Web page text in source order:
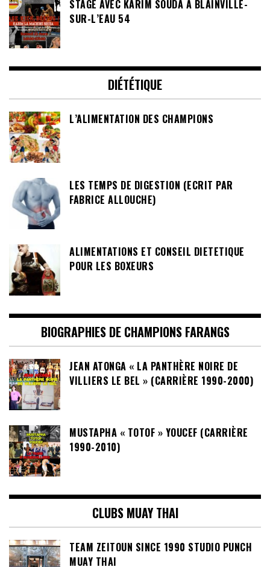
STAGE AVEC KARIM SOUDA À BLAINVILLE-
SUR-L’EAU 54
DIÉTÉTIQUE
L’ALIMENTATION DES CHAMPIONS
LES TEMPS DE DIGESTION (ECRIT PAR
FABRICE ALLOUCHE)
ALIMENTATIONS ET CONSEIL DIETETIQUE
POUR LES BOXEURS
BIOGRAPHIES DE CHAMPIONS FARANGS
JEAN ATONGA « LA PANTHÈRE NOIRE DE
VILLIERS LE BEL » (CARRIÈRE 1990-2000)
MUSTAPHA « TOTOF » YOUCEF (CARRIÈRE
1990-2010)
CLUBS MUAY THAI
TEAM ZEITOUN SINCE 1990 STUDIO PUNCH
MUAY THAI